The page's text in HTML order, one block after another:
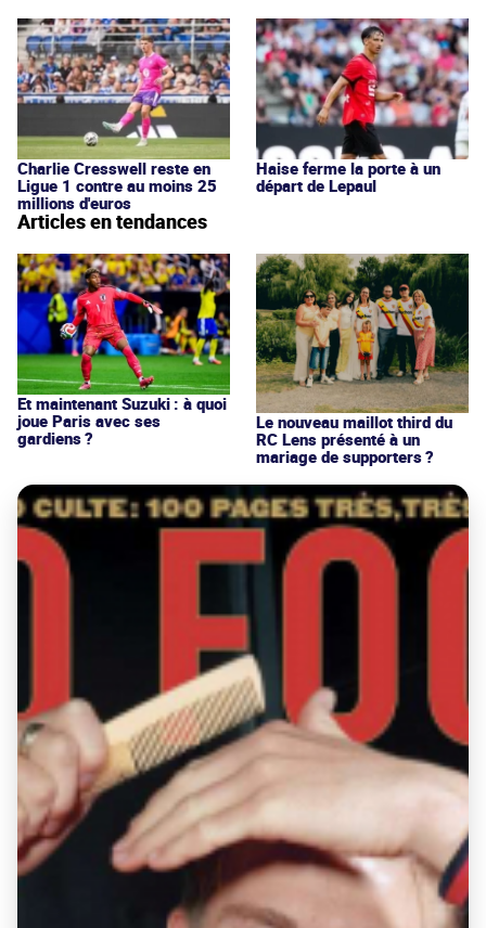
Charlie Cresswell reste en
Ligue 1 contre au moins 25
millions d'euros
Haise ferme la porte à un
départ de Lepaul
Articles en tendances
Et maintenant Suzuki : à quoi
joue Paris avec ses
gardiens ?
Le nouveau maillot third du
RC Lens présenté à un
mariage de supporters ?